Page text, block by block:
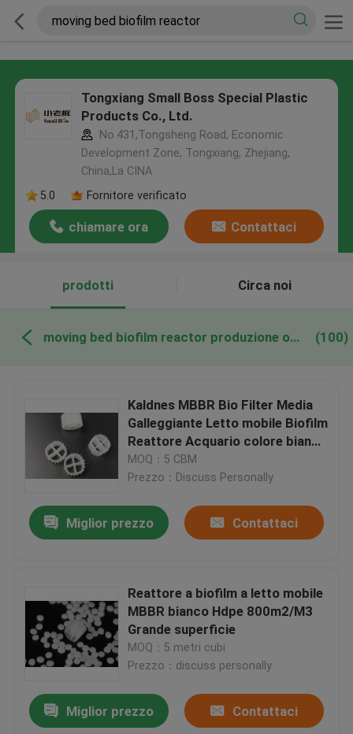
Tongxiang Small Boss Special Plastic
Products Co., Ltd.
No.431,Tongsheng Road, Economic
Development Zone, Tongxiang, Zhejiang,
China,La CINA
5.0
Fornitore verificato
chiamare ora Contattaci
prodotti Circa noi
moving bed biofilm reactor produzione online (100)
Kaldnes MBBR Bio Filter Media
Galleggiante Letto mobile Biofilm
Reattore Acquario colore bianco
11*7mm
MOQ：5 CBM
Prezzo：Discuss Personally
Miglior prezzo Contattaci
Reattore a biofilm a letto mobile
MBBR bianco Hdpe 800m2/M3
Grande superficie
MOQ：5 metri cubi
Prezzo：discuss personally
Miglior prezzo Contattaci